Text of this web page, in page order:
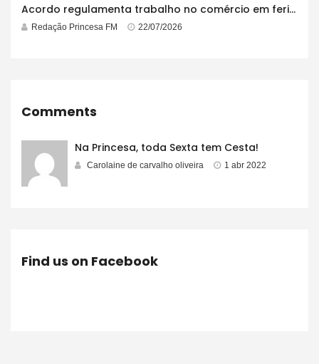
Acordo regulamenta trabalho no comércio em feriados
Redação Princesa FM 22/07/2026
Comments
Na Princesa, toda Sexta tem Cesta!
Carolaine de carvalho oliveira 1 abr 2022
Find us on Facebook